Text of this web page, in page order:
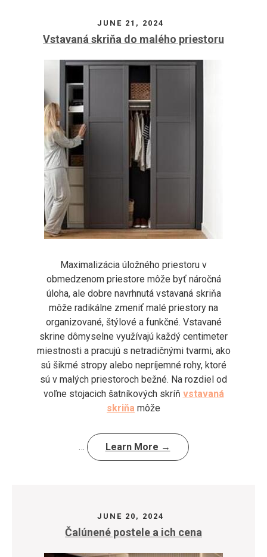
JUNE 21, 2024
Vstavaná skriňa do malého priestoru
Maximalizácia úložného priestoru v
obmedzenom priestore môže byť náročná
úloha, ale dobre navrhnutá vstavaná skriňa
môže radikálne zmeniť malé priestory na
organizované, štýlové a funkčné. Vstavané
skrine dômyselne využívajú každý centimeter
miestnosti a pracujú s netradičnými tvarmi, ako
sú šikmé stropy alebo nepríjemné rohy, ktoré
sú v malých priestoroch bežné. Na rozdiel od
voľne stojacich šatníkových skríň vstavaná
skriňa môže
… Learn More →
JUNE 20, 2024
Čalúnené postele a ich cena